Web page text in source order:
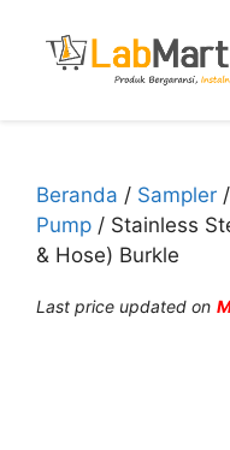
Beranda / Sampler /
Pump / Stainless
& Hose) Burkle
Last price updated on